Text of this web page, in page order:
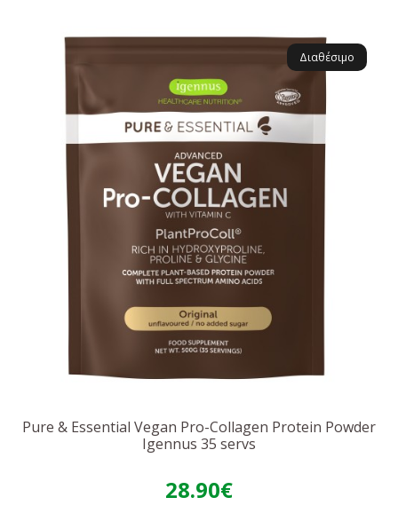
Διαθέσιμο
Pure & Essential Vegan Pro-Collagen Protein Powder
Igennus 35 servs
28.90€